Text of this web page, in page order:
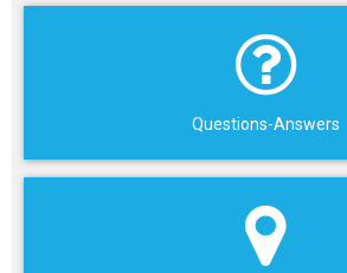
Questions-Answers